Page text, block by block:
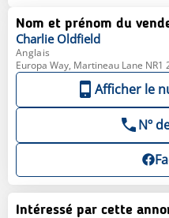
Nom et prénom du
Charlie Oldfield
Anglais
Europa Way, Martineau Lane NR1
Afficher le
Nº
Intéressé par cette